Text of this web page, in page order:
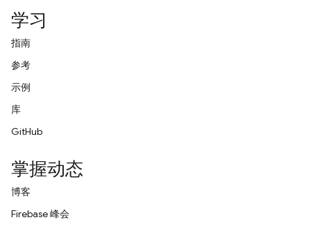
学习
指南
参考
示例
库
GitHub
掌握动态
博客
Firebase 峰会